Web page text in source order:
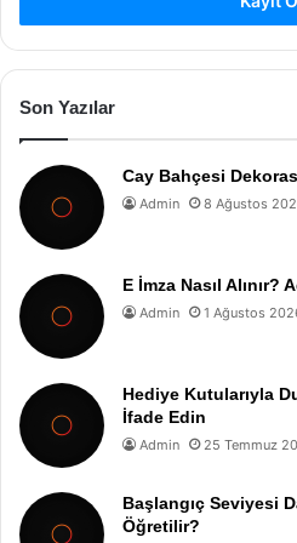
Son Yazılar
Cay Bahçesi
Admin 8 Ağustos
E İmza Nasıl Alınır?
Admin 1 Ağustos
Hediye Kutularıyla
İfade Edin
Admin 25 Temmuz
Başlangıç Seviyesi
Öğretilir?